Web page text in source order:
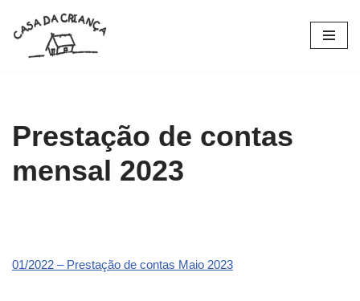
Pular
para
Prestação de contas
mensal 2023
01/2022 – Prestação de contas Maio 2023